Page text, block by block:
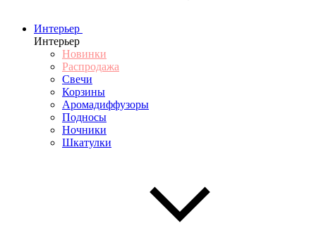
Интерьер
Интерьер
Новинки
Распродажа
Свечи
Корзины
Аромадиффузоры
Подносы
Ночники
Шкатулки